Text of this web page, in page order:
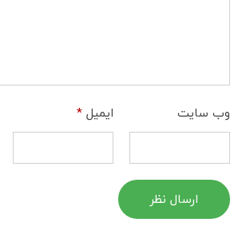
ایمیل* وب‌ سایت
ارسال نظر